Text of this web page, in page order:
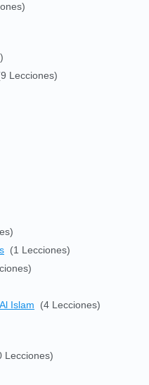
Lecciones)
(1 Lecciones)
Islam
(4 Lecciones)
Lecciones)